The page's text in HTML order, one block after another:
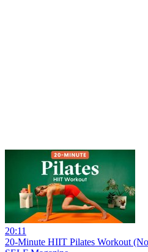
20:11
20-Minute HIIT Pilates Workout